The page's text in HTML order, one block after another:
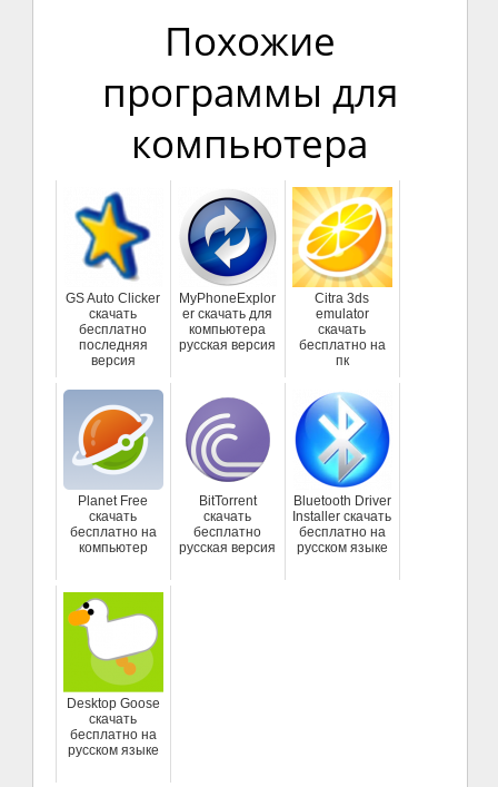
Похожие
программы для
компьютера
GS Auto Clicker
скачать
бесплатно
последняя
версия
MyPhoneExplor
er скачать для
компьютера
русская версия
Citra 3ds
emulator
скачать
бесплатно на
пк
Planet Free
скачать
бесплатно на
компьютер
BitTorrent
скачать
бесплатно
русская версия
Bluetooth Driver
Installer скачать
бесплатно на
русском языке
Desktop Goose
скачать
бесплатно на
русском языке